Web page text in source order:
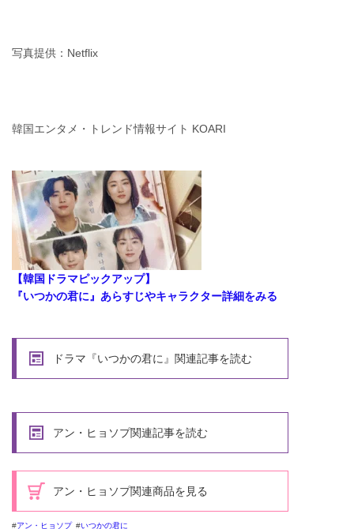
写真提供：Netflix
韓国エンタメ・トレンド情報サイト KOARI
【韓国ドラマピックアップ】
『いつかの君に』あらすじやキャラクター詳細をみる
ドラマ『いつかの君に』関連記事を読む
アン・ヒョソプ関連記事を読む
アン・ヒョソプ関連商品を見る
アン・ヒョソプ いつかの君に